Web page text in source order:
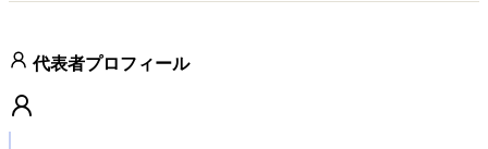
代表者プロフィール